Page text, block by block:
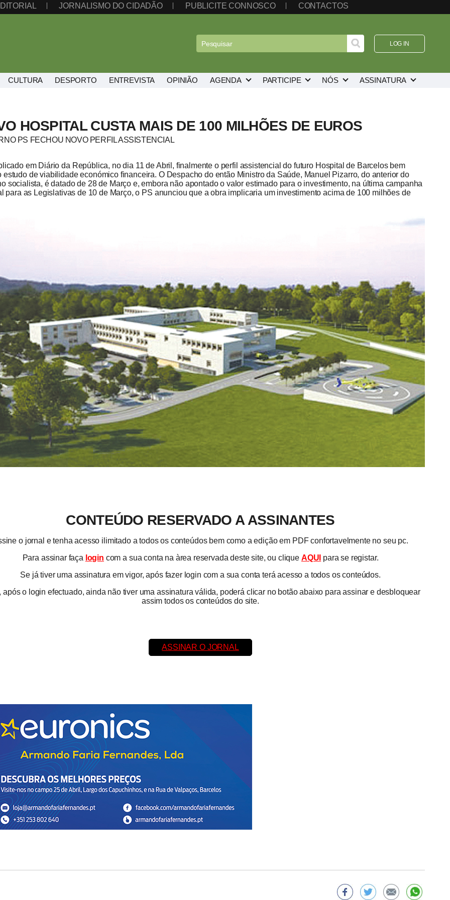
JORNALISMO DO CIDADÃO PUBLICITE CONNOSCO CONTACTOS
LOG IN
CULTURA DESPORTO ENTREVISTA
OPINIÃO
HOSPITAL CUSTA MAIS DE 100 MILHÕES DE EUROS
PS FECHOU NOVO PERFIL ASSISTENCIAL
em Diário da República, no dia 11 de Abril, finalmente o perfil assistencial do futuro Hospital de Barcelos bem
estudo de viabilidade económico financeira. O Despacho do então Ministro da Saúde, Manuel Pizarro, do anterior do
socialista, é datado de 28 de Março e, embora não apontado o valor estimado para o investimento, na última campanha
para as Legislativas de 10 de Março, o PS anunciou que a obra implicaria um investimento acima de 100 milhões de
CONTEÚDO RESERVADO A ASSINANTES
o jornal e tenha acesso ilimitado a todos os conteúdos bem como a edição em PDF confortavelmente no seu pc.
Para assinar faça login com a sua conta na àrea reservada deste site, ou clique AQUI para se registar.
Se já tiver uma assinatura em vigor, após fazer login com a sua conta terá acesso a todos os conteúdos.
após o login efectuado, ainda não tiver uma assinatura válida, poderá clicar no botão abaixo para assinar e desbloquear
assim todos os conteúdos do site.
ASSINAR O JORNAL